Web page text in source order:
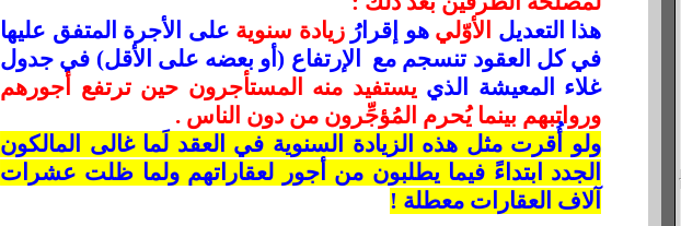
هذا التعديل الأوّلي هو إقرارُزيادة سنوية على الأجرة المتفق عليها
في كل العقود تنسجم مع
الإرتفاع (أو بعضه على الأقل) في جدول
غلاء المعيشة الذي يستفيد منه المستأجرون حين ترتفع أجورهم
ورواتبهم بينما يُحرم المُؤجِّرون من دون الناس .
ولو أُقرت مثل هذه الزيادة السنوية في العقد لَما غالى المالكون
الجدد ابتداءً فيما يطلبون من أجور لعقاراتهم ولما ظلت عشرات
آلاف العقارات معطلة !